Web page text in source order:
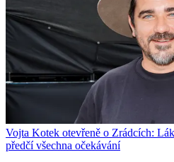
Vojta Kotek otevřeně o Zrádcích:
předčí všechna očekávání